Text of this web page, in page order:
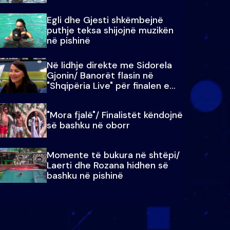
Egli dhe Gjesti shkëmbejnë
puthje teksa shijojnë muzikën
në pishinë
Në lidhje direkte me Sidorela
Gjonin/ Banorët flasin në
"Shqipëria Live" për finalen e
madhe
"Mora fjalë"/ Finalistët këndojnë
së bashku në oborr
Momente të bukura në shtëpi/
Laerti dhe Rozana hidhen së
bashku në pishinë